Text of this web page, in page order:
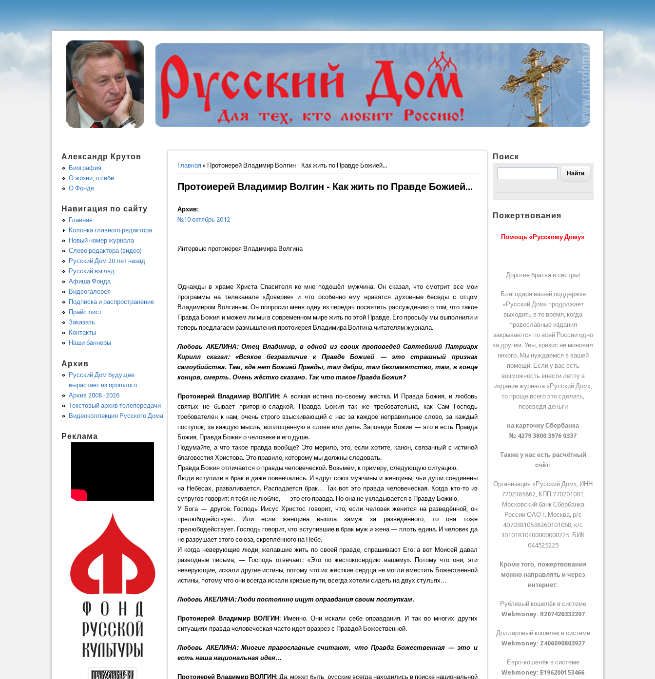
Вы здесь
Главная » Протоиерей Владимир Волгин - Как жить по Правде Божией...
Протоиерей Владимир Волгин - Как жить по Правде Божией...
Архив:
№10 октябрь 2012
Интервью протоиерея Владимира Волгина
Однажды в храме Христа Спасителя ко мне подошёл мужчина. Он сказал, что смотрит все мои
программы на телеканале «Доверие» и что особенно ему нравятся духовные беседы с отцом
Владимиром Волгиным. Он попросил меня одну из передач посвятить рассуждению о том, что такое
Правда Божия и можем ли мы в современном мире жить по этой Правде. Его просьбу мы выполнили и
теперь предлагаем размышления протоиерея Владимира Волгина читателям журнала.
Любовь АКЕЛИНА: Отец Владимир, в одной из своих проповедей Святейший Патриарх
Кирилл сказал: «Всякое безразличие к Правде Божией — это страшный признак
самоубийства. Там, где нет Божией Правды, там дебри, там безпамятство, там, в конце
концов, смерть. Очень жёстко сказано. Так что такое Правда Божия?
Протоиерей Владимир ВОЛГИН:А всякая истина по-своему жёстка. И Правда Божия, и любовь
святых не бывает приторно-сладкой. Правда Божия так же требовательна, как Сам Господь
требователен к нам, очень строго взыскивающий с нас за каждое неправильное слово, за каждый
поступок, за каждую мысль, воплощённую в слове или деле. Заповеди Божии — это и есть Правда
Божия, Правда Божия о человеке и его душе.
Подумайте, а что такое правда вообще? Это мерило, это, если хотите, канон, связанный с истиной
благовестия Христова. Это правило, которому мы должны следовать.
Правда Божия отличается о правды человеческой. Возьмём, к примеру, следующую ситуацию.
Люди вступили в брак и даже повенчались. И вдруг союз мужчины и женщины, чьи души соединены
на Небесах, разваливается. Распадается брак… Так вот это правда человеческая. Когда кто-то из
супругов говорит: я тебя не люблю, — это его правда. Но она не укладывается в Правду Божию.
У Бога — другое. Господь Иисус Христос говорит, что, если человек женится на разведённой, он
прелюбодействует. Или если женщина вышла замуж за разведённого, то она тоже
прелюбодействует. Господь говорит, что вступившие в брак муж и жена — плоть едина. И человек да
не разрушает этого союза, скреплённого на Небе.
И когда неверующие люди, желавшие жить по своей правде, спрашивают Его: а вот Моисей давал
разводные письма, — Господь отвечает: «Это по жестокосердию вашему». Потому что они, эти
неверующие, искали другие истины, потому что их жёсткие сердца не могли вместить Божественной
истины, потому что они всегда искали кривые пути, всегда хотели сидеть на двух стульях…
Любовь АКЕЛИНА: Люди постоянно ищут оправдания своим поступкам.
Протоиерей Владимир ВОЛГИН : Именно. Они искали себе оправдания. И так во многих других
ситуациях правда человеческая часто идет вразрез с Правдой Божественной.
Любовь АКЕЛИНА: Многие православные считают, что Правда Божественная — это и
есть наша национальная идея…
Протоиерей Владимир ВОЛГИН: Да, может быть, русские всегда находились в поиске национальной
Александр Крутов
Биография
О жизни, о себе
О Фонде
Навигация по сайту
Главная
Колонка главного редактора
Новый номер журнала
Слово редактора (видео)
Русский Дом 20 лет назад
Русский взгляд
Афиша Фонда
Видеогалерея
Подписка и распространение
Прайс лист
Заказать
Контакты
Наши баннеры
Архив
Русский Дом будущее
вырастает из прошлого
Архив 2008 -2026
Текстовый архив телепередачи
Видеоколлекция Русского Дома
Реклама
Поиск
Пожертвования
Помощь «Русскому Дому»
Дорогие братья и сестры!
Благодаря вашей поддержке
«Русский Дом» продолжает
выходить в то время, когда
православные издания
закрываются по всей России одно
за другим. Увы, кризис не миновал
никого. Мы нуждаемся в вашей
помощи. Если у вас есть
возможность внести лепту в
издание журнала «Русский Дом»,
то проще всего это сделать,
переведя деньги
на карточку Сбербанка
№ 4279 3800 3976 0337
Также у нас есть расчётный
счёт:
Организация «Русский Дом», ИНН
7702365862, КПП 770201001,
Московский банк Сбербанка
России ОАО г. Москва, р/с
40703810538260101068, к/с
30101810400000000225, БИК
044525225
Кроме того, пожертвования
можно направлять и через
интернет:
Рублёвый кошелёк в системе
Webmoney: R207426332207
Долларовый кошелёк в системе
Webmoney: Z406090803927
Евро-кошелёк в системе
Webmoney: E196200153466